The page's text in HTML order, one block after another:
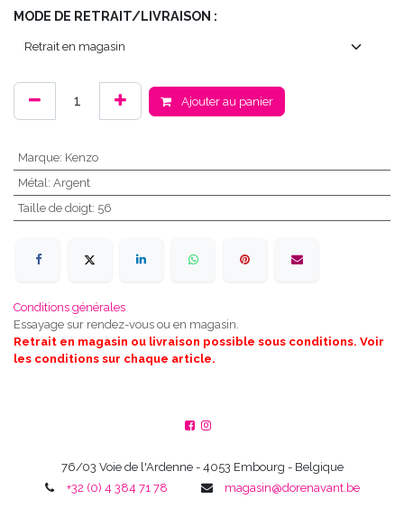
MODE DE RETRAIT/LIVRAISON :
Ajouter au panier
Marque: Kenzo
Métal: Argent
Taille de doigt: 56
Conditions générales
Essayage sur rendez-vous ou en magasin.
Retrait en magasin ou livraison possible sous conditions. Voir
les conditions sur chaque article.
76/03 Voie de l'Ardenne - 4053 Embourg - Belgique
+32 (0) 4 384 71 78
magasin@dorenavant.be